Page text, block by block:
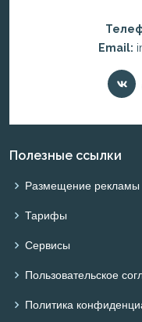
Email:
Полезные ссылки
Размещение рекламы
Тарифы
Сервисы
Пользовательское
Политика